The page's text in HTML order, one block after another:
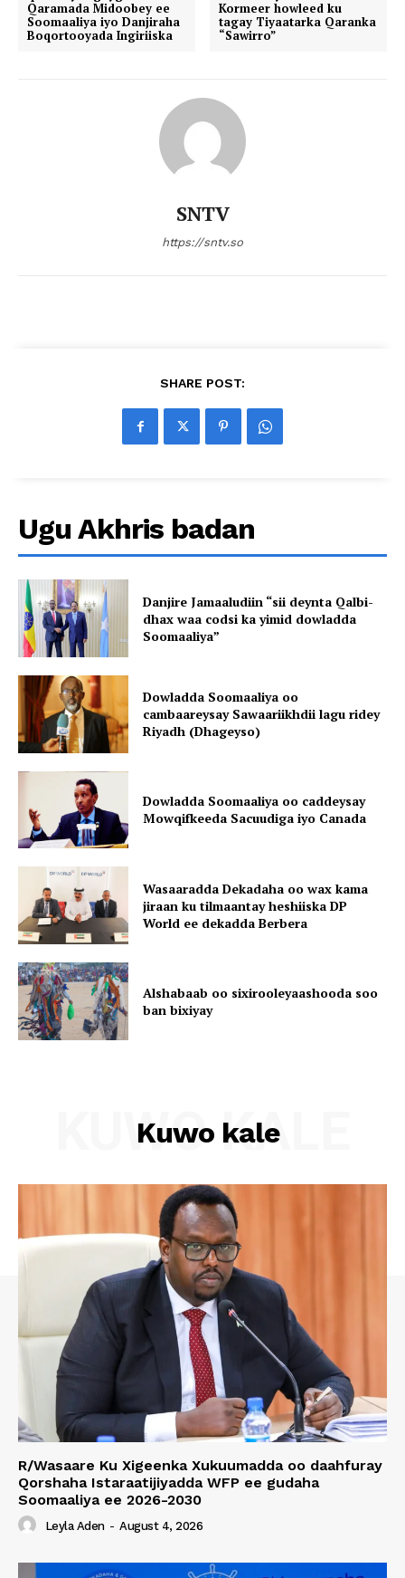
Qaramada Midoobey ee
Soomaaliya iyo Danjiraha
Boqortooyada Ingiriiska
Kormeer howleed ku
tagay Tiyaatarka Qaranka
“Sawirro”
SNTV
https://sntv.so
SHARE POST:
Ugu Akhris badan
Danjire Jamaaludiin “sii deynta Qalbi-
dhax waa codsi ka yimid dowladda
Soomaaliya”
Dowladda Soomaaliya oo
cambaareysay Sawaariikhdii lagu ridey
Riyadh (Dhageyso)
Dowladda Soomaaliya oo caddeysay
Mowqifkeeda Sacuudiga iyo Canada
Wasaaradda Dekadaha oo wax kama
jiraan ku tilmaantay heshiiska DP
World ee dekadda Berbera
Alshabaab oo sixirooleyaashooda soo
ban bixiyay
Kuwo kale
KUWO KALE
R/Wasaare Ku Xigeenka Xukuumadda oo daahfuray
Qorshaha Istaraatijiyadda WFP ee gudaha
Soomaaliya ee 2026-2030
Leyla Aden - August 4, 2026